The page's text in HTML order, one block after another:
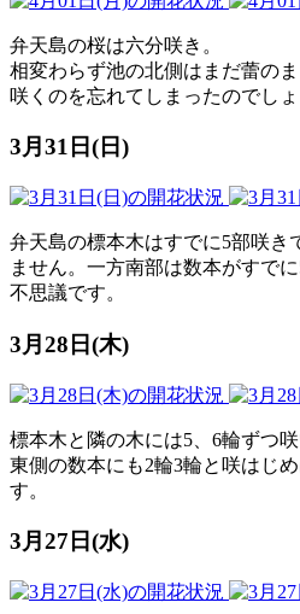
弁天島の桜は六分咲き。
相変わらず池の北側はまだ蕾のま
咲くのを忘れてしまったのでしょ
3月31日(日)
弁天島の標本木はすでに5部咲き
ません。一方南部は数本がすで
不思議です。
3月28日(木)
標本木と隣の木には5、6輪ずつ咲
東側の数本にも2輪3輪と咲はじ
す。
3月27日(水)